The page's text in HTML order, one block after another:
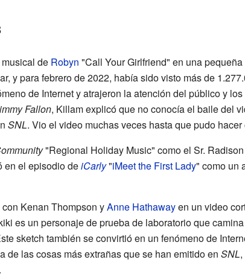
de Robyn "Call Your Girlfriend" en una
y para febrero de 2022, había sido visto más de
de Internet y atrajeron la atención del público y
Fallon, Killam explicó que no conocía el baile del
SNL. Vio el video muchas veces hasta que pudo
"Regional Holiday Music" como el Sr.
en el episodio deiCarly"iMeet the First Lady" como un
Kenan Thompson yAnne Hathawayen un video
es un personaje de prueba de laboratorio que
sketch también se convirtió en un fenómeno de
de las cosas más extrañas que se han emitido en SNL